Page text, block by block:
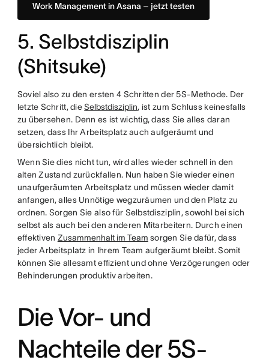
Work Management in Asana – jetzt testen
5. Selbstdisziplin
(Shitsuke)
Soviel also zu den ersten 4 Schritten der 5S-Methode. Der
letzte Schritt, dieSelbstdisziplin, ist zum Schluss keinesfalls
zu übersehen. Denn es ist wichtig, dass Sie alles daran
setzen, dass Ihr Arbeitsplatz auch aufgeräumt und
übersichtlich bleibt.
Wenn Sie dies nicht tun, wird alles wieder schnell in den
alten Zustand zurückfallen. Nun haben Sie wieder einen
unaufgeräumten Arbeitsplatz und müssen wieder damit
anfangen, alles Unnötige wegzuräumen und den Platz zu
ordnen. Sorgen Sie also für Selbstdisziplin, sowohl bei sich
selbst als auch bei den anderen Mitarbeitern. Durch einen
effektiven Zusammenhalt im Team sorgen Sie dafür, dass
jeder Arbeitsplatz in Ihrem Team aufgeräumt bleibt. Somit
können Sie allesamt effizient und ohne Verzögerungen oder
Behinderungen produktiv arbeiten.
Die Vor- und
Nachteile der 5S-